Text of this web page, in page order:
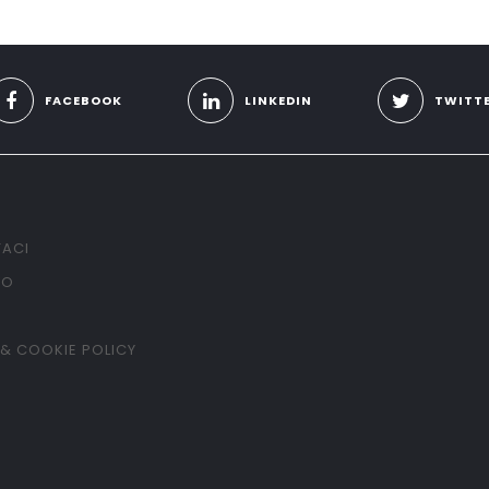
FACEBOOK LINKEDIN
COOKIE POLICY